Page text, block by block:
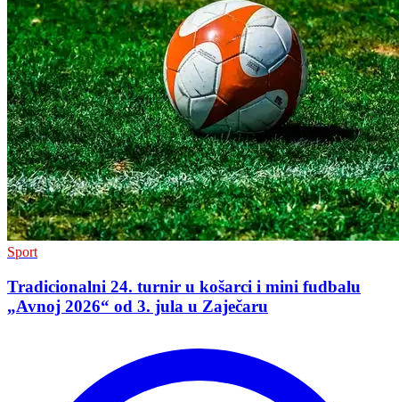
Sport
Tradicionalni 24. turnir u košarci i mini fudbalu
„Avnoj 2026“ od 3. jula u Zaječaru